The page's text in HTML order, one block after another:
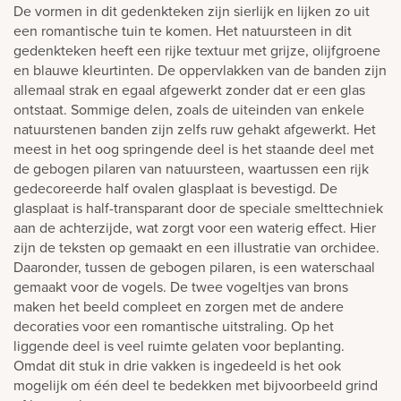
De vormen in dit gedenkteken zijn sierlijk en lijken zo uit
een romantische tuin te komen. Het natuursteen in dit
gedenkteken heeft een rijke textuur met grijze, olijfgroene
en blauwe kleurtinten. De oppervlakken van de banden zijn
allemaal strak en egaal afgewerkt zonder dat er een glas
ontstaat. Sommige delen, zoals de uiteinden van enkele
natuurstenen banden zijn zelfs ruw gehakt afgewerkt. Het
meest in het oog springende deel is het staande deel met
de gebogen pilaren van natuursteen, waartussen een rijk
gedecoreerde half ovalen glasplaat is bevestigd. De
glasplaat is half-transparant door de speciale smelttechniek
aan de achterzijde, wat zorgt voor een waterig effect. Hier
zijn de teksten op gemaakt en een illustratie van orchidee.
Daaronder, tussen de gebogen pilaren, is een waterschaal
gemaakt voor de vogels. De twee vogeltjes van brons
maken het beeld compleet en zorgen met de andere
decoraties voor een romantische uitstraling. Op het
liggende deel is veel ruimte gelaten voor beplanting.
Omdat dit stuk in drie vakken is ingedeeld is het ook
mogelijk om één deel te bedekken met bijvoorbeeld grind